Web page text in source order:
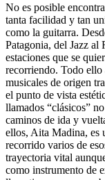
No es posible
tanta facilidad y tan
como la guitarra.
Patagonia, del Jazz al
estaciones que se
recorriendo. Todo ello
musicales de origen
el punto de vista
llamados “clásicos”
caminos de ida y
ellos, Aita Madina, es
recorrido varios de
trayectoria vital
como instrumento de